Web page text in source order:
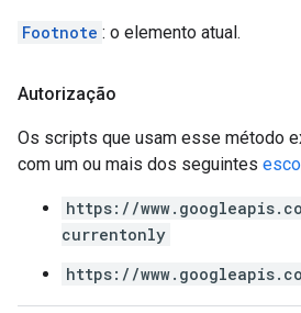
Footnote : o elemento atual.
Autorização
Os scripts que usam esse método
com um ou mais dos seguintes
https://
currentonly
https://